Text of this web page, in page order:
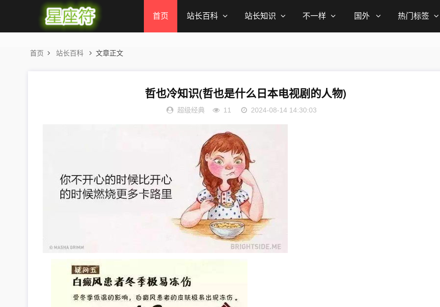
首页 站长百科 站长知识 不一样 国外 热门标签
首页 站长百科 文章正文
哲也冷知识(哲也是什么日本电视剧的人物)
超级经典 11 2024-08-14 14:30:03